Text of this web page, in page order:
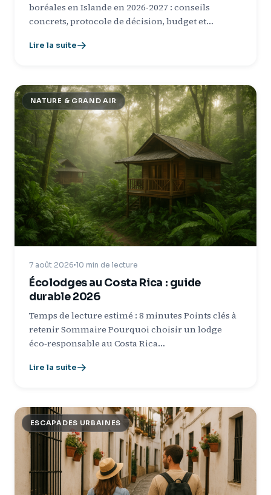
boréales en Islande en 2026-2027 : conseils
concrets, protocole de décision, budget et…
Lire la suite
NATURE & GRAND AIR
7 août 2026 10 min de lecture
Écolodges au Costa Rica : guide
durable 2026
Temps de lecture estimé : 8 minutes Points clés à
retenir Sommaire Pourquoi choisir un lodge
éco‑responsable au Costa Rica…
Lire la suite
ESCAPADES URBAINES